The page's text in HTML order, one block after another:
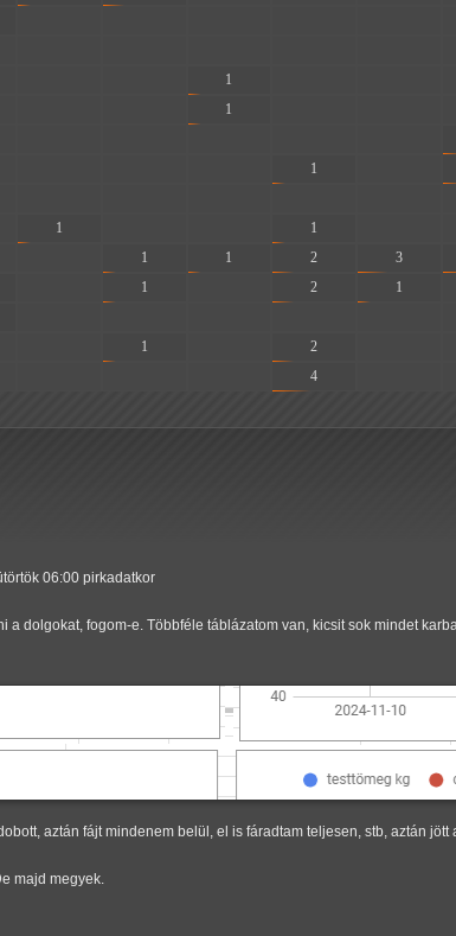
1
1
1
1 1
1 1 2 3
1 2 1
1 2
4
06:00 pirkadatkor
a dolgokat, fogom-e. Többféle táblázatom van, kicsit sok mindet
aztán fájt mindenem belül, el is fáradtam teljesen, stb, aztán
majd megyek.